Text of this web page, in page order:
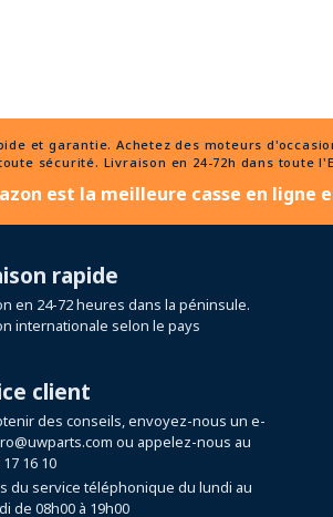
sécurité. Livraison en 24-72h dans toute
est la meilleure casse en ligne
en 24-72 heures dans la péninsule.
internationale selon le pays
des conseils, envoyez-nous un e-
16 10
du service téléphonique du lundi au
de 08h00 à 19h00